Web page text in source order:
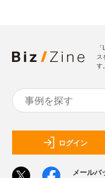
ス
す。
ログイン
メールバ